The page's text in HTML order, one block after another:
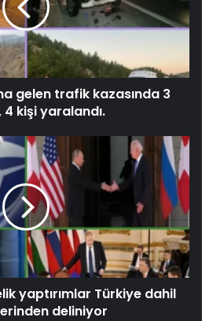
gelen trafik kazasında 3
4 kişi yaralandı.
yaptırımlar Türkiye dahil
deliniyor